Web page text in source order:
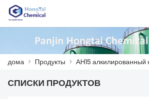
العربية 中文 English
дома > Продукты > АН15 алкилированный
СПИСКИ ПРОДУКТОВ